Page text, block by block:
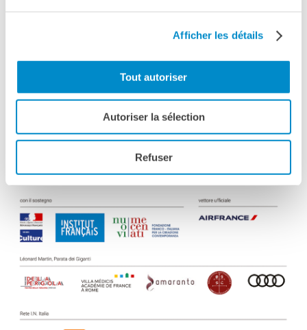
Afficher les détails
Tout autoriser
Autoriser la sélection
Refuser